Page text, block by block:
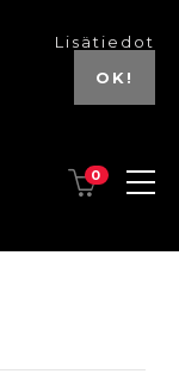
Lisätiedot
OK!
0